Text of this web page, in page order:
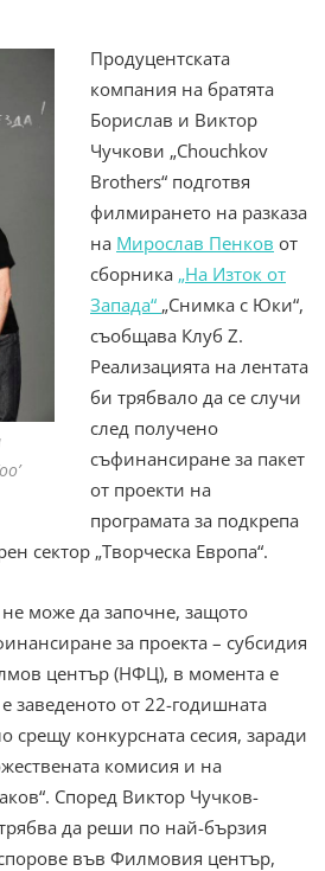
Продуцентската
компания на братята
Борислав и Виктор
Чучкови „Chouchkov
Brothers“ подготвя
филмирането на разказа
на Мирослав Пенков от
сборника „На Изток от
Запада“ „Снимка с Юки“,
съобщава Клуб Z.
Реализацията на лентата
би трябвало да се случи
след получено
съфинансиране за пакет
от проекти на
програмата за подкрепа
сектор „Творческа Европа“.
не може да започне, защото
за проекта – субсидия
център (НФЦ), в момента е
заведеното от 22-годишната
срещу конкурсната сесия, заради
комисия и на
Според Виктор Чучков-
да реши по най-бързия
във Филмовия център,